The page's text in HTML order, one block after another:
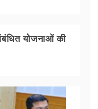
योजनाओं की